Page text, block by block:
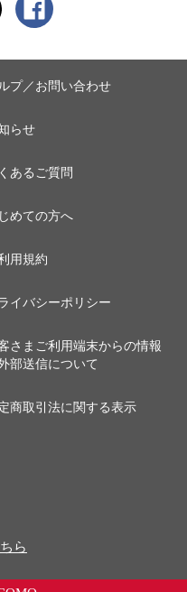
プ／お問い合わせ
らせ
あるご質問
めての方へ
用規約
イバシーポリシー
さまご利用端末からの情報
部送信について
商取引法に関する表示
ら